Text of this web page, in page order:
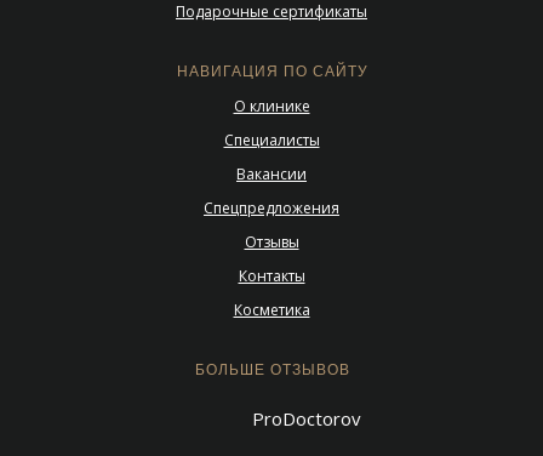
НАВИГАЦИЯ ПО САЙТУ
БОЛЬШЕ ОТЗЫВОВ
О клинике
Специалисты
Вакансии
Спецпредложения
Отзывы
Контакты
Косметика
ProDoctorov
Подарочные сертификаты